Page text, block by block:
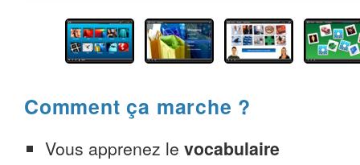
Comment ça marche ?
Vous apprenez le vocabulaire